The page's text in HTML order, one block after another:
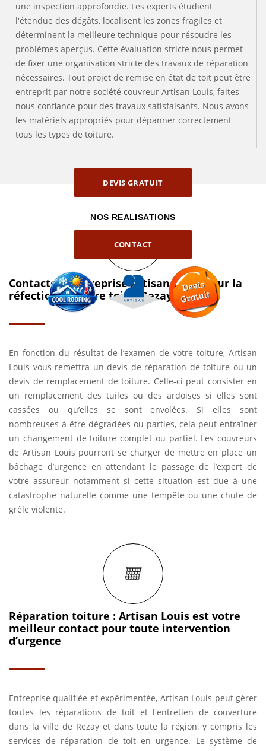
DEVIS GRATUIT
NOS REALISATIONS
CONTACT
une inspection approfondie. Les experts étudient
l'étendue des dégâts, localisent les zones fragiles et
déterminent la meilleure technique pour résoudre les
problèmes aperçus. Cette évaluation stricte nous permet
de fixer une organisation stricte des travaux de réparation
nécessaires. Tout projet de remise en état de toit peut être
entreprit par notre société couvreur Artisan Louis, faites-
nous confiance pour des travaux satisfaisants. Nous avons
les matériels appropriés pour dépanner correctement
tous les types de toiture.
Contactez l’entreprise Artisan Louis pour la
réfection de votre toit à Rezay
En fonction du résultat de l’examen de votre toiture, Artisan
Louis vous remettra un devis de réparation de toiture ou un
devis de remplacement de toiture. Celle-ci peut consister en
un remplacement des tuiles ou des ardoises si elles sont
cassées ou qu’elles se sont envolées. Si elles sont
nombreuses à être dégradées ou parties, cela peut entraîner
un changement de toiture complet ou partiel. Les couvreurs
de Artisan Louis pourront se charger de mettre en place un
bâchage d’urgence en attendant le passage de l’expert de
votre assureur notamment si cette situation est due à une
catastrophe naturelle comme une tempête ou une chute de
grêle violente.
Réparation toiture : Artisan Louis est votre
meilleur contact pour toute intervention
d’urgence
Entreprise qualifiée et expérimentée, Artisan Louis peut gérer
toutes les réparations de toit et l'entretien de couverture
dans la ville de Rezay et dans toute la région, y compris les
services de réparation de toit en urgence. Le système de